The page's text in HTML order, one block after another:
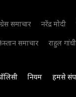
समाचार नरेंद्र मोदी
समाचार राहुल गांधी
नियम हमसे